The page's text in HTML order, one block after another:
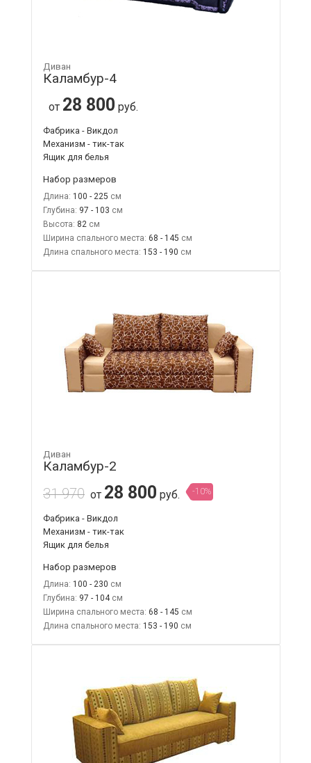
Диван
Каламбур-4
от 28 800 руб.
Фабрика - Викдол
Механизм - тик-так
Ящик для белья
Набор размеров
Длина: 100 - 225
Глубина: 97 - 103
Высота: 82
Ширина спального места: 68 - 145
Длина спального места: 153 - 190
Диван
Каламбур-2
31 970 от 28 800 руб. -10%
Фабрика - Викдол
Механизм - тик-так
Ящик для белья
Набор размеров
Длина: 100 - 230
Глубина: 97 - 104
Ширина спального места: 68 - 145
Длина спального места: 153 - 190